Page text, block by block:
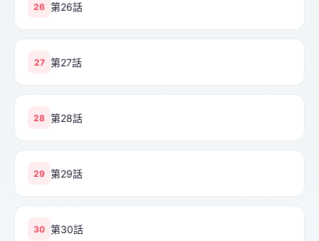
26 第26話
27 第27話
28 第28話
29 第29話
30 第30話